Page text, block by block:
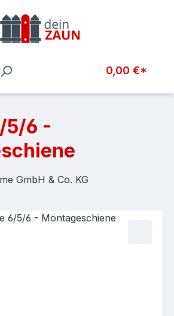
0,00 €*
5/6 -
GmbH & Co. KG